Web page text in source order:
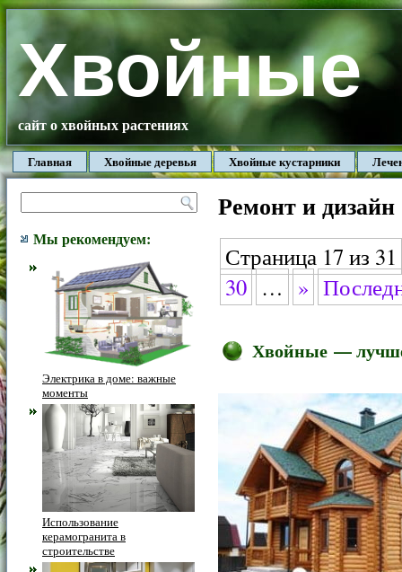
Хвойные
сайт о хвойных растениях
Главная Хвойные деревья Хвойные кустарники
Мы рекомендуем:
Электрика в доме: важные
моменты
Использование
керамогранита в
строительстве
Ремонт и дизайн
Страница 17 из 31
30 … »
Хвойные —